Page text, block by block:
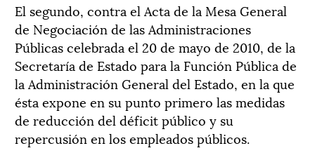
El segundo, contra el Acta de la Mesa General
de Negociación de las Administraciones
Públicas celebrada el 20 de mayo de 2010, de la
Secretaría de Estado para la Función Pública de
la Administración General del Estado, en la que
ésta expone en su punto primero las medidas
de reducción del déficit público y su
repercusión en los empleados públicos.